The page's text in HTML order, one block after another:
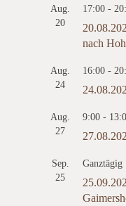
Aug.
20
17:00 -
nach
Aug.
24
16:00 -
Aug.
27
9:00 -
Sep.
25
Ganztägig